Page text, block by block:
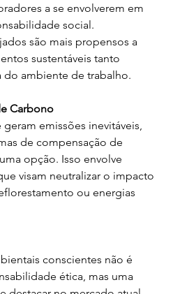
a se envolverem em
social.
são mais propensos a
sustentáveis tanto
ambiente de trabalho.
Carbono
geram emissões inevitáveis,
de compensação de
opção. Isso envolve
visam neutralizar o impacto
ou energias
conscientes não é
ética, mas uma